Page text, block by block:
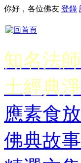
你好，各位佛友 登錄
知名法
土經典
應素食
佛典故